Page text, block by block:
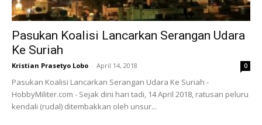
Pasukan Koalisi Lancarkan Serangan Udara
Ke Suriah
Kristian Prasetyo Lobo - April 14, 2018 0
Pasukan Koalisi Lancarkan Serangan Udara Ke Suriah -
HobbyMiliter.com - Sejak dini hari tadi, 14 April 2018, ratusan peluru
kendali (rudal) ditembakkan oleh unsur...